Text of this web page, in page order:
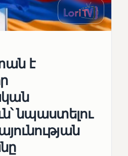
է
նպաստելու